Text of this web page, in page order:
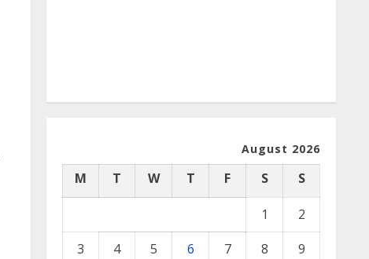
August 2026
M T W T F S S
1
2
3
4 5 6 7 8
9